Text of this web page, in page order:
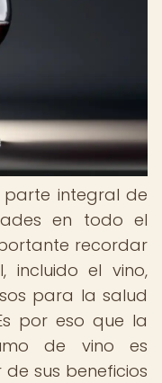
parte integral de
en todo el
recordar
incluido el vino,
para la salud
por eso que la
de vino es
sus beneficios